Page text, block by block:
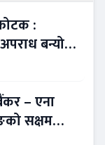
:
बन्यो
– एना
सक्षम